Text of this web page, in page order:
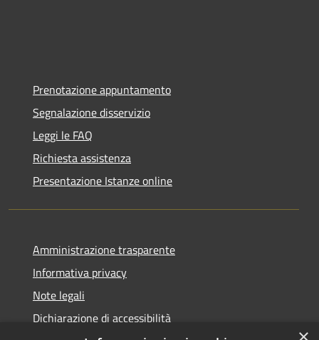
Prenotazione appuntamento
Segnalazione disservizio
Leggi le FAQ
Richiesta assistenza
Presentazione Istanze online
Amministrazione trasparente
Informativa privacy
Note legali
Dichiarazione di accessibilità